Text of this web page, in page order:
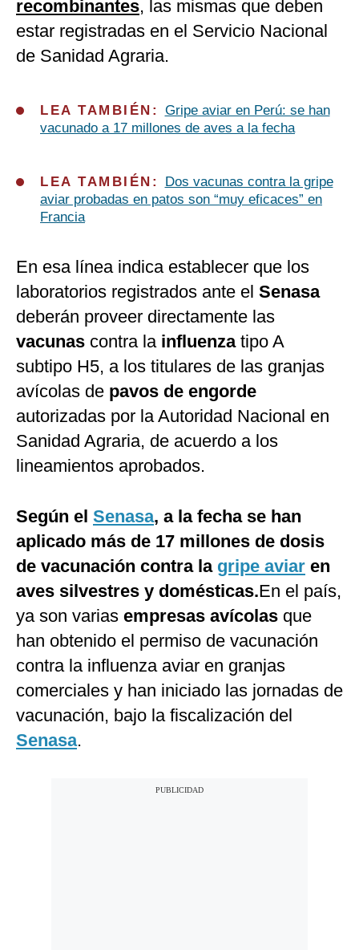
recombinantes, las mismas que deben
estar registradas en el Servicio Nacional
de Sanidad Agraria.
LEA TAMBIÉN: Gripe aviar en Perú: se han
vacunado a 17 millones de aves a la fecha
LEA TAMBIÉN:
Dos vacunas contra la gripe
aviar probadas en patos son “muy eficaces” en
Francia
En esa línea indica establecer que los
laboratorios registrados ante el Senasa
deberán proveer directamente las
vacunas contra la influenza tipo A
subtipo H5, a los titulares de las granjas
avícolas de pavos de engorde
autorizadas por la Autoridad Nacional en
Sanidad Agraria, de acuerdo a los
lineamientos aprobados.
Según el Senasa, a la fecha se han
aplicado más de 17 millones de dosis
de vacunación contra la gripe aviar en
aves silvestres y domésticas.En el país,
ya son varias empresas avícolas que
han obtenido el permiso de vacunación
contra la influenza aviar en granjas
comerciales y han iniciado las jornadas de
vacunación, bajo la fiscalización del
Senasa.